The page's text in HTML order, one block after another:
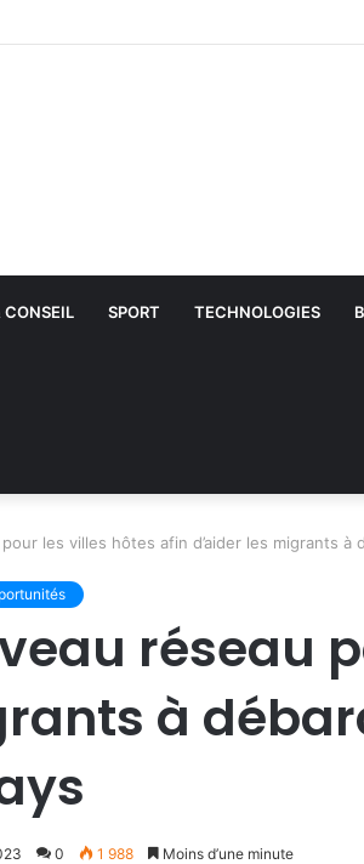
CONSEIL SPORT TECHNOLOGIES
les villes hôtes afin d’aider les migrants à
réseau
à
0 1 988 Moins d’une minute